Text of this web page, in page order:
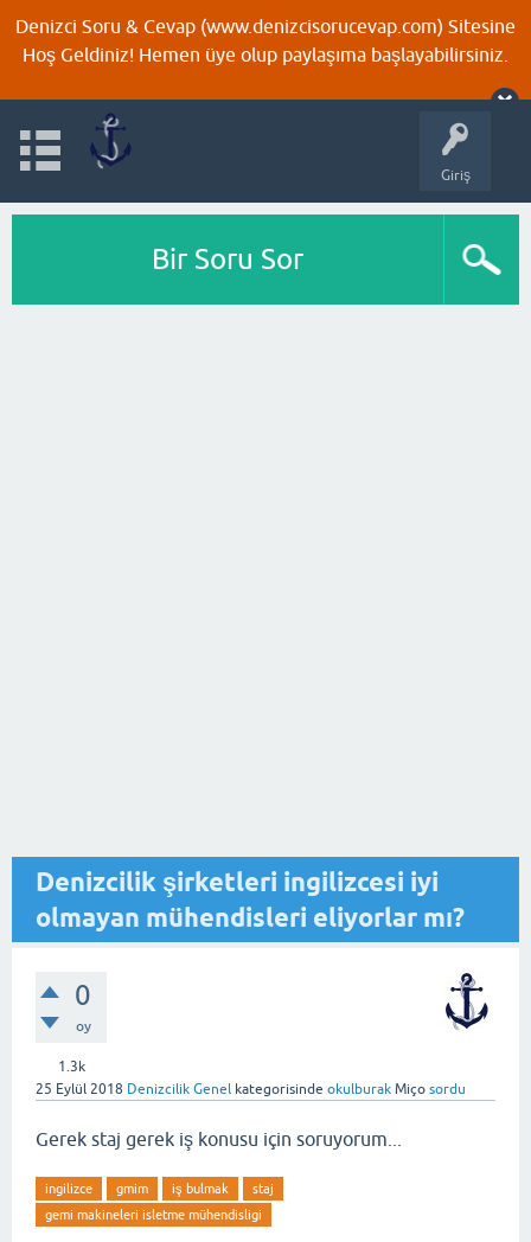
Denizci Soru & Cevap (www.denizcisorucevap.com) Sitesine
Hoş Geldiniz! Hemen üye olup paylaşıma başlayabilirsiniz.
Giriş
Bir Soru Sor
Denizcilik şirketleri ingilizcesi iyi
olmayan mühendisleri eliyorlar mı?
0
oy
1.3k
25 Eylül 2018 Denizcilik Genel kategorisinde okulburak Miço sordu
Gerek staj gerek iş konusu için soruyorum...
ingilizce gmim iş bulmak
staj
gemi makineleri isletme mühendisligi